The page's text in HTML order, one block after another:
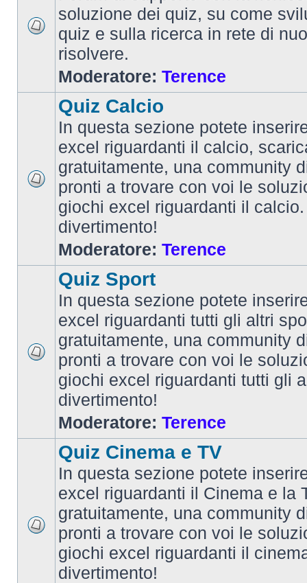
soluzione dei quiz, su come
quiz e sulla ricerca in rete di
risolvere.
Moderatore: Terence
Quiz Calcio
In questa sezione potete
excel riguardanti il calcio,
gratuitamente, una community
pronti a trovare con voi le
giochi excel riguardanti il
divertimento!
Moderatore: Terence
Quiz Sport
In questa sezione potete
excel riguardanti tutti gli altri
gratuitamente, una community
pronti a trovare con voi le
giochi excel riguardanti tutti gli
divertimento!
Moderatore: Terence
Quiz Cinema e TV
In questa sezione potete
excel riguardanti il Cinema e la
gratuitamente, una community
pronti a trovare con voi le
giochi excel riguardanti il
divertimento!